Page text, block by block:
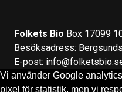
Vi använder Google
pixel för statistik, men vi
Folkets Bio Box 17099
Besöksadress:
E-post: